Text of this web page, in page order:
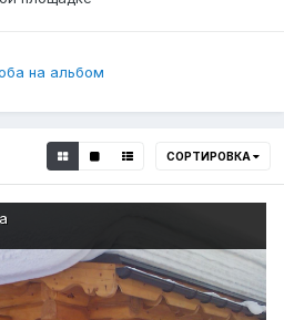
на альбом
СОРТИРОВКА